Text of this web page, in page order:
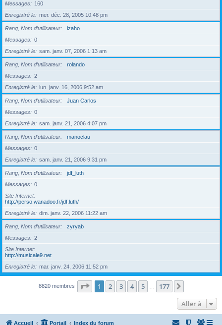
Messages
160
Enregistré le
mer. déc. 28, 2005 10:48 pm
Rang, Nom d’utilisateur
izaho
Messages
0
Enregistré le
sam. janv. 07, 2006 1:13 am
Rang, Nom d’utilisateur
rolando
Messages
2
Enregistré le
lun. janv. 16, 2006 9:52 am
Rang, Nom d’utilisateur
Juan Carlos
Messages
0
Enregistré le
sam. janv. 21, 2006 4:07 pm
Rang, Nom d’utilisateur
manoclau
Messages
0
Enregistré le
sam. janv. 21, 2006 9:31 pm
Rang, Nom d’utilisateur
jdf_luth
Messages
0
Site Internet
http://perso.wanadoo.fr/jdf.luth/
Enregistré le
dim. janv. 22, 2006 11:22 am
Rang, Nom d’utilisateur
zyryab
Messages
2
Site Internet
http://musicale9.net
Enregistré le
mar. janv. 24, 2006 11:52 pm
8820 membres Page 1sur177
1 2 3 4 5 177
Aller à
Accueil Portail Index du forum